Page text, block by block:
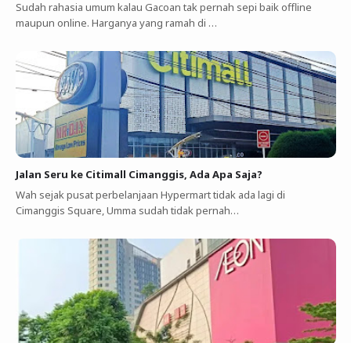
Sudah rahasia umum kalau Gacoan tak pernah sepi baik offline
maupun online. Harganya yang ramah di …
Jalan Seru ke Citimall Cimanggis, Ada Apa Saja?
Wah sejak pusat perbelanjaan Hypermart tidak ada lagi di
Cimanggis Square, Umma sudah tidak pernah…